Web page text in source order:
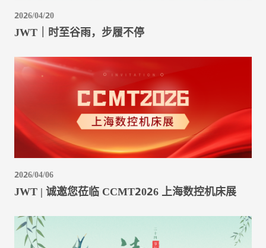
2026/04/20
JWT｜时至谷雨，步履不停
2026/04/06
JWT | 诚邀您莅临 CCMT2026 上海数控机床展